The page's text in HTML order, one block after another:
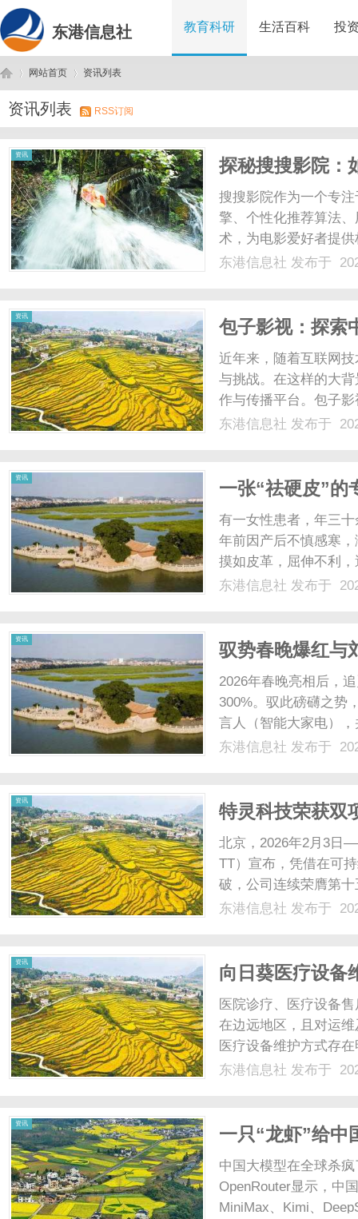
东港信息社 教育科研 生活百科 投
东 ›
网站首页
›
资讯列表
资讯列表 RSS订阅
资讯
探秘搜搜影院：
地
搜搜影院作为一个专
擎、个性化推荐算法
术，为电影爱好者提
优势、市场影响及未
东港信息社 发布于
资讯
包子影视：探索
近年来，随着互联网
与挑战。在这样的大
作与传播平台。包子
变着人们对影视内容
东港信息社 发布于
资讯
一张“祛硬皮”的
有一女性患者，年三
年前因产后不慎感寒
摸如皮革，屈伸不利
力，食少便溏，肢体
东港信息社 发布于
资讯
驭势春晚爆红与
端冰箱营养储鲜
2026年春晚亮相后，
300%。驭此磅礴之势
言人（智能大家电）
对绿叶菜易黄、蓝莓
东港信息社 发布于
资讯
特灵科技荣获双
来
北京，2026年2月3日
TT）宣布，凭借在可
破，公司连续荣膺第
六届国际科创节“2025
东港信息社 发布于
资讯
向日葵医疗设备
医院诊疗、医疗设备
在边远地区，且对运
医疗设备维护方式存
延误诊疗；要么远程
东港信息社 发布于
资讯
一只“龙虾”给中
中国大模型在全球杀
OpenRouter显示，中
MiniMax、Kimi、